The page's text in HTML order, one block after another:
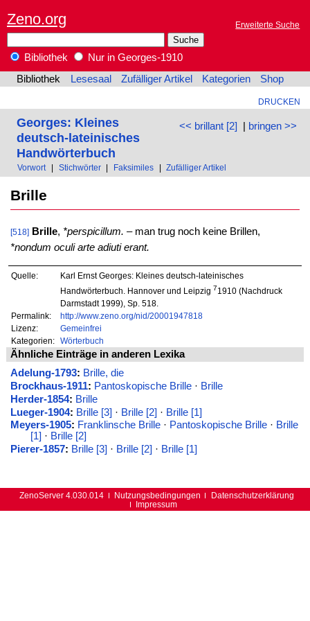
Zeno.org Erweiterte Suche
Bibliothek
Nur in Georges-1910
Bibliothek
Lesesaal Zufälliger Artikel Kategorien Shop
DRUCKEN
<< brillant [2] | bringen >>
Georges: Kleines
deutsch-lateinisches
Handwörterbuch
Vorwort Stichwörter Faksimiles Zufälliger Artikel
Brille
[518] Brille, *perspicillum. – man trug noch keine Brillen,
*nondum oculi arte adiuti erant.
Quelle:
Karl Ernst Georges: Kleines deutsch-lateinisches
Handwörterbuch. Hannover und Leipzig 71910 (Nachdruck
Darmstadt 1999), Sp. 518.
Permalink:
http://www.zeno.org/nid/20001947818
Lizenz:
Gemeinfrei
Kategorien:
Wörterbuch
Ähnliche Einträge in anderen Lexika
Adelung-1793: Brille, die
Brockhaus-1911: Pantoskopische Brille· Brille
Herder-1854: Brille
Lueger-1904: Brille [3] · Brille [2] · Brille [1]
Meyers-1905: Franklinsche Brille· Pantoskopische Brille· Brille
[1] · Brille [2]
Pierer-1857: Brille [3] · Brille [2] · Brille [1]
ZenoServer 4.030.014 Nutzungsbedingungen
Datenschutzerklärung
Impressum